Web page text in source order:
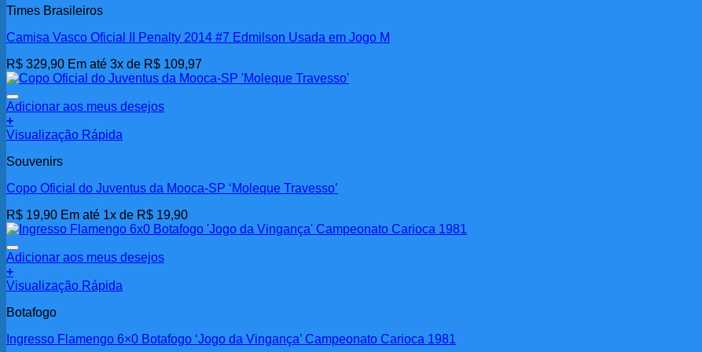
Times Brasileiros
Camisa Vasco Oficial II Penalty 2014 #7 Edmilson Usada em Jogo M
R$ 329,90 Em até 3x de R$ 109,97
Adicionar aos meus desejos
+
Visualização Rápida
Souvenirs
Copo Oficial do Juventus da Mooca-SP ‘Moleque Travesso’
R$ 19,90 Em até 1x de R$ 19,90
Adicionar aos meus desejos
+
Visualização Rápida
Botafogo
Ingresso Flamengo 6×0 Botafogo ‘Jogo da Vingança’ Campeonato Carioca 1981